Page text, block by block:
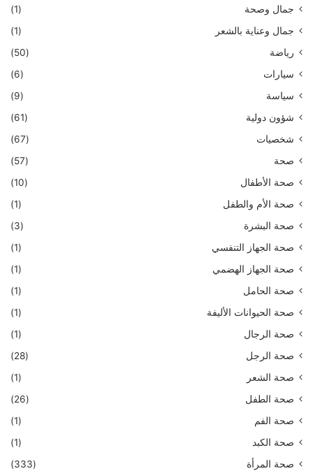
جمال وصحة
(1)
جمال وعناية بالشعر
(1)
رياضة
(50)
سيارات
(6)
سياسة
(9)
شؤون دولية
(61)
شخصيات
(67)
صحة
(57)
صحة الأطفال
(10)
صحة الأم والطفل
(1)
صحة البشرة
(3)
صحة الجهاز التنفسي
(1)
صحة الجهاز الهضمي
(1)
صحة الحامل
(1)
صحة الحيوانات الأليفة
(1)
صحة الرجال
(1)
صحة الرجل
(28)
صحة الشعر
(1)
صحة الطفل
(26)
صحة الفم
(1)
صحة الكبد
(1)
صحة المرأة
(333)